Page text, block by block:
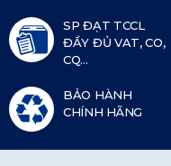
SP ĐẠT TCCL
ĐẦY ĐỦ VAT, CO,
CQ...
BẢO HÀNH
CHÍNH HÃNG